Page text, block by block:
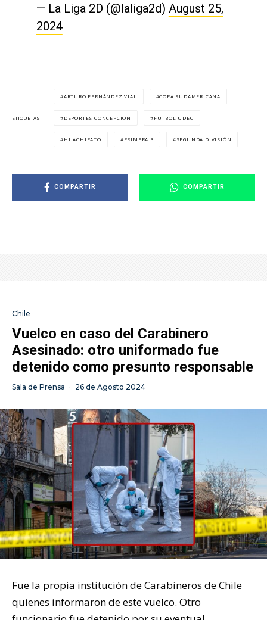
— La Liga 2D (@laliga2d) August 25,
2024
ETIQUETAS
ARTURO FERNÁNDEZ VIAL COPA SUDAMERICANA
DEPORTES CONCEPCIÓN FÚTBOL UDEC
HUACHIPATO PRIMERA B SEGUNDA DIVISIÓN
COMPARTIR COMPARTIR
Chile
Vuelco en caso del Carabinero
Asesinado: otro uniformado fue
detenido como presunto responsable
Sala de Prensa · 26 de Agosto 2024
Fue la propia institución de Carabineros de Chile
quienes informaron de este vuelco. Otro